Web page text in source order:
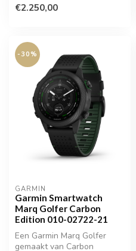
€2.250,00
-30%
GARMIN
Garmin Smartwatch
Marq Golfer Carbon
Edition 010-02722-21
Een Garmin Marq Golfer
gemaakt van Carbon